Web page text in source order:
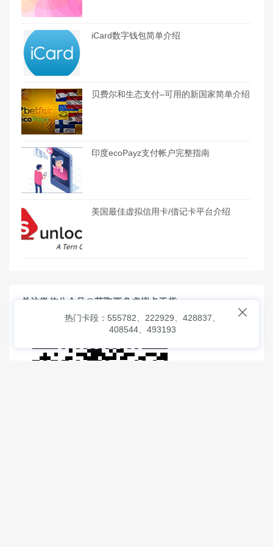
iCard数字钱包简单介绍
贝费尔和生态支付–可用的新国家简单介绍
印度ecoPayz支付帐户完整指南
美国最佳虚拟信用卡/借记卡平台介绍
关注微信公众号@获取更多虚拟卡干货

热门卡段：555782、222929、428837、
408544、493193